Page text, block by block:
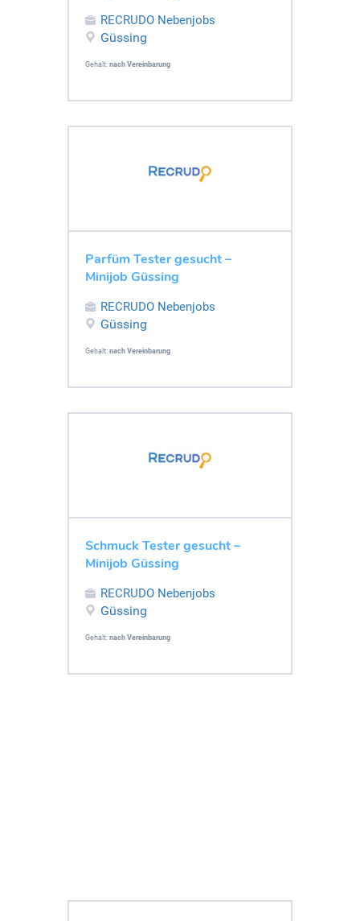
RECRUDO Nebenjobs
Güssing
Gehalt: nach Vereinbarung
Parfüm Tester gesucht –
Minijob Güssing
RECRUDO Nebenjobs
Güssing
Gehalt: nach Vereinbarung
Schmuck Tester gesucht –
Minijob Güssing
RECRUDO Nebenjobs
Güssing
Gehalt: nach Vereinbarung